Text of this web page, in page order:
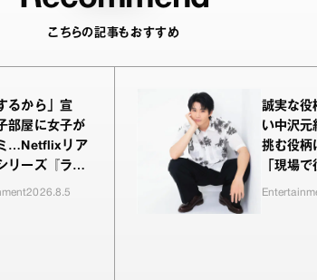
こちらの記事もおすすめ
るから」宣
部屋に女子が
…Netflixリア
リーズ『ラヴ
ーズン2、新
2026.8.5
誠実な役
い中沢元
挑む役柄
「現場
われるの